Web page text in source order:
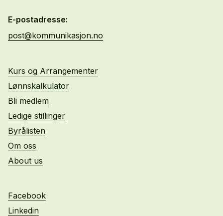
E-postadresse:
post@kommunikasjon.no
Kurs og Arrangementer
Lønnskalkulator
Bli medlem
Ledige stillinger
Byrålisten
Om oss
About us
Facebook
Linkedin